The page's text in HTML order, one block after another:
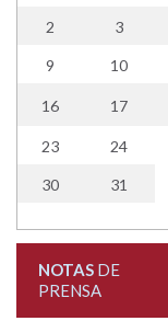
2 3
9 10
16 17
23 24
30 31
NOTASDE
PRENSA